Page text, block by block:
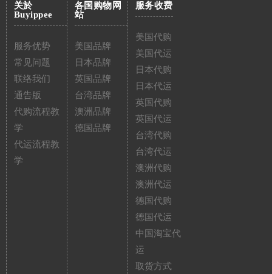
关於
Buyippee
服务优势
常见问题
联络我们
通告版
代购流程教
学
代运流程教
学
各国购物网
站
美国品牌
日本品牌
英国品牌
台湾品牌
澳洲品牌
德国品牌
服务收费
美国代购
美国代运
日本代购
日本代运
英国代购
英国代运
台湾代购
台湾代运
澳洲代购
澳洲代运
德国代购
德国代运
中国淘宝代
运
取货方式